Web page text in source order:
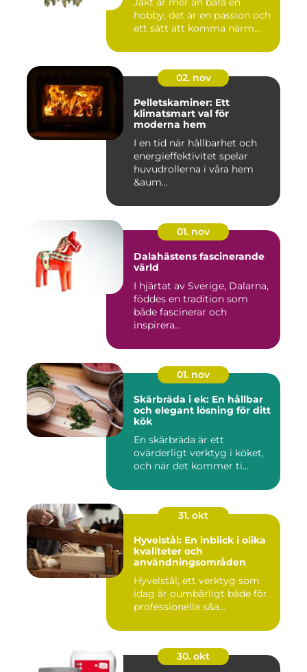
hobby; det är en passion och
ett sätt att komma närm...
02. nov
Pelletskaminer: Ett
klimatsmart val för
moderna hem
I en tid när hållbarhet och
energieffektivitet spelar
huvudrollerna i våra hem
&aum...
01. nov
Dalahästens fascinerande
värld
I hjärtat av Sverige, Dalarna,
föddes en tradition som
både fascinerar och
inspirera...
01. nov
Skärbräda i ek: En hållbar
och elegant lösning för ditt
kök
En skärbräda är ett
ovärderligt verktyg i köket,
och när det kommer ti...
31. okt
Hyvelstål: En inblick i olika
kvaliteter och
användningsområden
Hyvelstål, ett verktyg som
idag är oumbärligt både för
professionella s&a...
30. okt